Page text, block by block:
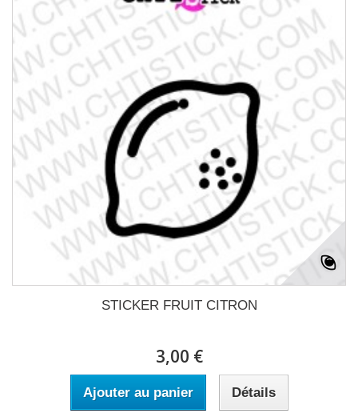
STICKER FRUIT CITRON
3,00 €
Ajouter au panier Détails